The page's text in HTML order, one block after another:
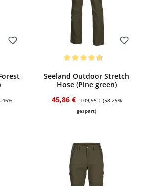
Bewerten
Seeland Outdoor Stretch
Hose (Pine green)
Verkaufspreis:
45,86 € Regulärer Preis:
109,95 € (58.29%
gespart)